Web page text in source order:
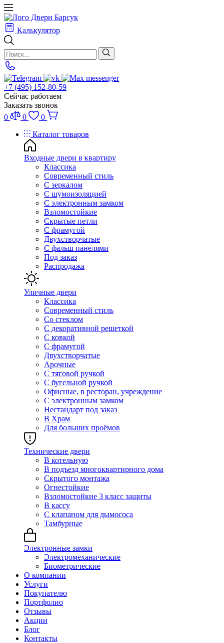
Калькулятор
+7 (495) 152-80-59
Сейчас работаем
Заказать звонок
0
0
0
Каталог товаров
Входные двери в квартиру
Классика
Современный стиль
С зеркалом
С шумоизоляцией
С электронным замком
Взломостойкие
Скрытые петли
С фрамугой
Двухстворчатые
С фальш панелями
Под заказ
Распродажа
Уличные двери
Классика
Современный стиль
Со стеклом
С декоративной решеткой
С ковкой
С фрамугой
Двухстворчатые
Арочные
С тяговой ручкой
С бугельной ручкой
Офисные, в ресторан, учреждение
С электронным замком
Нестандарт под заказ
В Храм
Для больших проёмов
Технические двери
В котельную
В подъезд многоквартирного дома
Скрытого монтажа
Огнестойкие
Взломостойкие 3 класс защиты
В кассу
С клапаном для дымососа
Тамбурные
Электронные замки
Электромеханические
Биометрические
О компании
Услуги
Покупателю
Портфолио
Отзывы
Акции
Блог
Контакты